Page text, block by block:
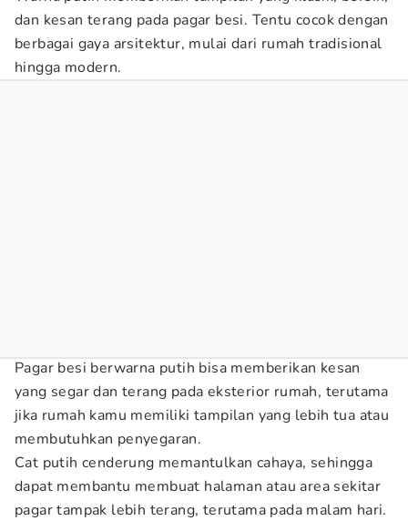
dan kesan terang pada pagar besi. Tentu cocok dengan
berbagai gaya arsitektur, mulai dari rumah tradisional
hingga modern.
Pagar besi berwarna putih bisa memberikan kesan
yang segar dan terang pada eksterior rumah, terutama
jika rumah kamu memiliki tampilan yang lebih tua atau
membutuhkan penyegaran.
Cat putih cenderung memantulkan cahaya, sehingga
dapat membantu membuat halaman atau area sekitar
pagar tampak lebih terang, terutama pada malam hari.